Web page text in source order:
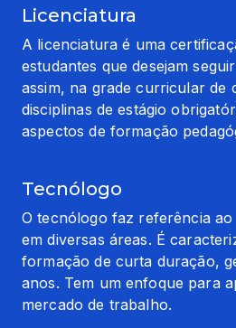
Licenciatura
A licenciatura é uma
estudantes que desejam
assim, na grade curricular de
disciplinas de estágio
aspectos de formação
Tecnólogo
O tecnólogo faz referência
em diversas áreas. É
formação de curta duração,
anos. Tem um enfoque para
mercado de trabalho.